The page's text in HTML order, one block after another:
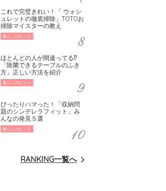
これで完璧きれい！「 ウォシ
ュレットの徹底掃除」TOTOお
掃除マイスターの教え
暮らしのヒント
ほとんどの人が間違ってる⁉
「除菌できるテーブルのふき
方」正しい方法を紹介
暮らしのヒント
ぴったりハマった！「収納問
題のシンデレラフィット」み
んなの発見５選
暮らしのヒント
RANKING一覧へ